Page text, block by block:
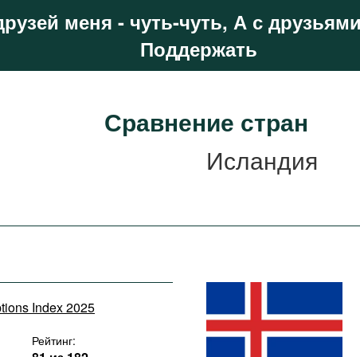
меня - чуть-чуть, А с
Поддержать
Сравнение стран
Исландия
Index 2025
Рейтинг: